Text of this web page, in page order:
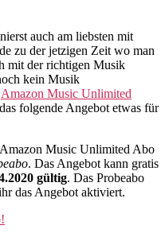
3
Monate
Gratis
testen
auch am liebsten mit
zu der jetzigen Zeit wo man
mit der richtigen Musik
kein Musik
Amazon Music Unlimited
folgende Angebot etwas für
Music Unlimited Abo
. Das Angebot kann gratis
gültig. Das Probeabo
das Angebot aktiviert.